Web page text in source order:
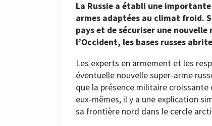
La Russie a établi une
armes adaptées au climat froid.
pays et de sécuriser une
l’Occident, les bases russes
Les experts en armement et les
éventuelle nouvelle super-arme
que la présence militaire croissante
eux-mêmes, il y a une explication
sa frontière nord dans le cercle